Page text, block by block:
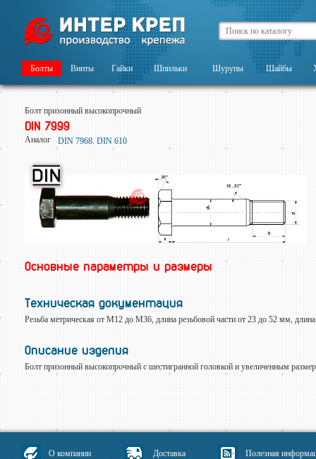
Болты Винты Гайки Шпильки Шурупы Шайбы
Болт призонный высокопрочный
DIN 7999
Аналог DIN 7968. DIN 610
Основные параметры и размеры
Техническая документация
Резьба метрическая от М12 до М36, длина резьбовой части от 23 до 52 мм,
Описание изделия
Болт призонный высокопрочный с шестигранной головкой и увеличенным
О компании Доставка Полезная